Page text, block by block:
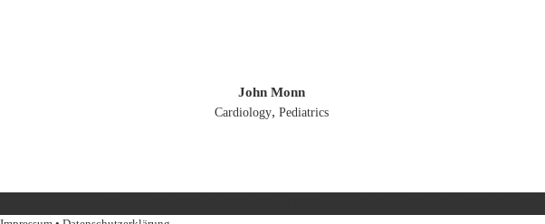
John Monn
Cardiology,Pediatrics